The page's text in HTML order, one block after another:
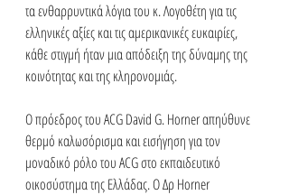
τα ενθαρρυντικά λόγια του κ. Λογοθέτη για τις
ελληνικές αξίες και τις αμερικανικές ευκαιρίες,
κάθε στιγμή ήταν μια απόδειξη της δύναμης της
κοινότητας και της κληρονομιάς.
Ο πρόεδρος του ACG David G. Horner απηύθυνε
θερμό καλωσόρισμα και εισήγηση για τον
μοναδικό ρόλο του ACG στο εκπαιδευτικό
οικοσύστημα της Ελλάδας. Ο Δρ Horner